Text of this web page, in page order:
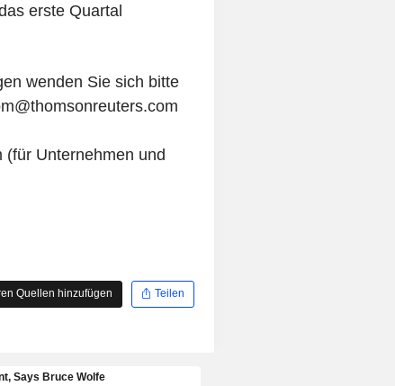
erste Quartal
wenden Sie sich bitte
(für Unternehmen und
Quellen hinzufügen Teilen